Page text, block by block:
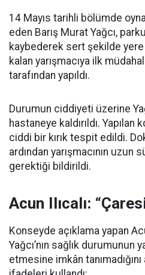
14 Mayıs tarihli bölümde
eden Barış Murat Yağcı,
kaybederek sert şekilde
kalan yarışmacıya ilk
tarafından yapıldı.
Durumun ciddiyeti üzerine
hastaneye kaldırıldı.
ciddi bir kırık tespit edildi.
ardından yarışmacının uzun
gerektiği bildirildi.
Acun Ilıcalı:
Konseyde açıklama yapan
Yağcı’nın sağlık durumunun
etmesine imkân tanımadığını